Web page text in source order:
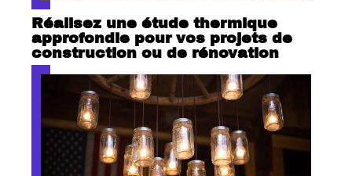
Réalisez une étude thermique
approfondie pour vos projets de
construction ou de rénovation